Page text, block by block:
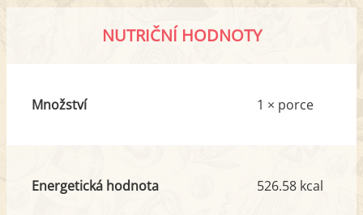
NUTRIČNÍ HODNOTY
Množství 1 × porce
Energetická hodnota 526.58 kcal